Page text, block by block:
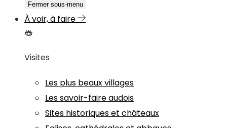
Fermer sous-menu
À voir, à faire
Visites
Les plus beaux villages
Les savoir-faire audois
Sites historiques et châteaux